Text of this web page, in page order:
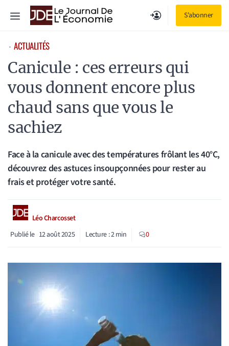
S'abonner
Menu
⋅ ACTUALITÉS
Canicule : ces erreurs qui
vous donnent encore plus
chaud sans que vous le
sachiez
Face à la canicule avec des températures frôlant les 40°C,
découvrez des astuces insoupçonnées pour rester au
frais et protéger votre santé.
Léo Charcosset
Publié le 12 août 2025 Lecture :2min 0